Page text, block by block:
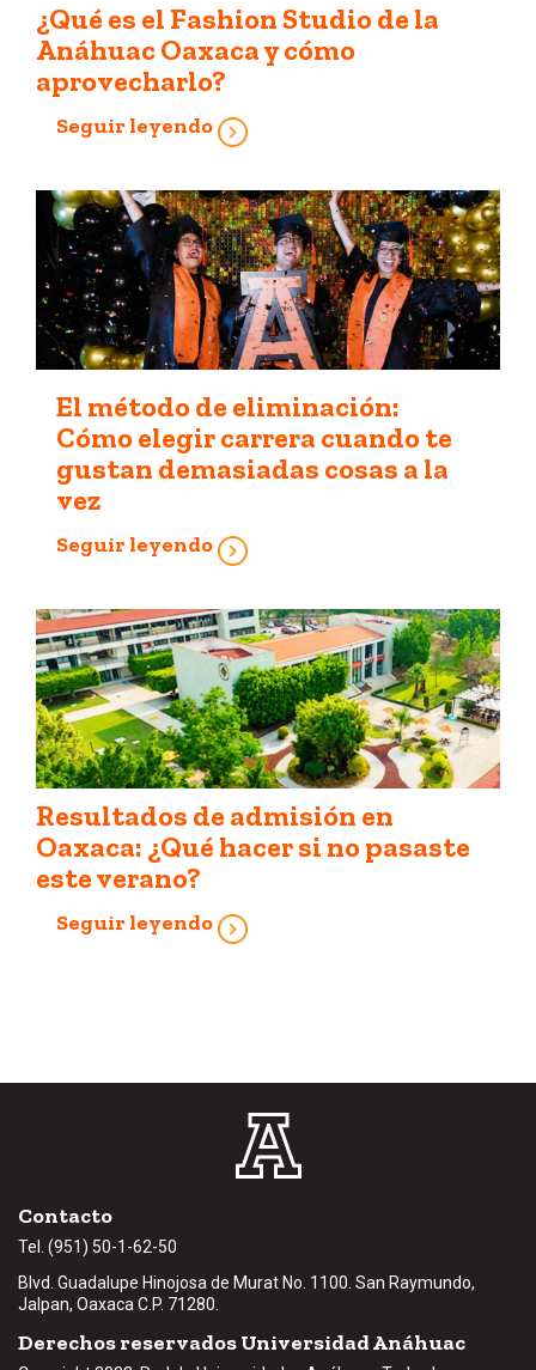
¿Qué es el Fashion Studio de la
Anáhuac Oaxaca y cómo
aprovecharlo?
Seguir leyendo
El método de eliminación:
Cómo elegir carrera cuando te
gustan demasiadas cosas a la
vez
Seguir leyendo
Resultados de admisión en
Oaxaca: ¿Qué hacer si no pasaste
este verano?
Seguir leyendo
Contacto
Tel. (951) 50-1-62-50
Blvd. Guadalupe Hinojosa de Murat No. 1100. San Raymundo,
Jalpan, Oaxaca C.P. 71280
Derechos reservados Universidad Anáhuac